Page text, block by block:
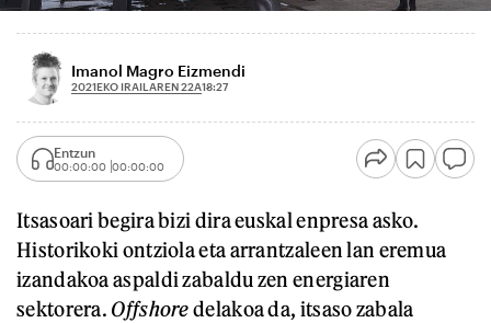
Imanol Magro Eizmendi
2021EKO IRAILAREN 22A18:27
Entzun
00:00:00 00:00:00
Itsasoari begira bizi dira euskal enpresa asko.
Historikoki ontziola eta arrantzaleen lan eremua
izandakoa aspaldi zabaldu zen energiaren
sektorera. Offshoredelakoa da, itsaso zabala